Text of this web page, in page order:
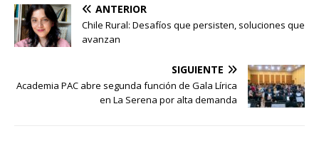
ANTERIOR
Chile Rural: Desafíos que persisten, soluciones que
avanzan
SIGUIENTE
Academia PAC abre segunda función de Gala Lírica
en La Serena por alta demanda